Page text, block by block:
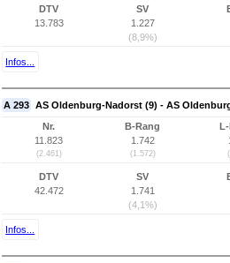
DTV
13.783
SV
1.227
(8,9%)
Infos...
A 293 AS Oldenburg-Nadorst (9) - AS
Nr.
11.823
(2.461)
B-Rang
1.742
(1.572)
DTV
42.472
SV
1.741
(4,1%)
Infos...